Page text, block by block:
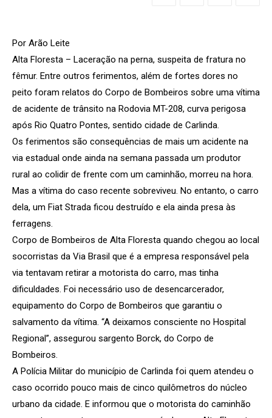
Por Arão Leite
Alta Floresta – Laceração na perna, suspeita de fratura no
fêmur. Entre outros ferimentos, além de fortes dores no
peito foram relatos do Corpo de Bombeiros sobre uma vítima
de acidente de trânsito na Rodovia MT-208, curva perigosa
após Rio Quatro Pontes, sentido cidade de Carlinda.
Os ferimentos são consequências de mais um acidente na
via estadual onde ainda na semana passada um produtor
rural ao colidir de frente com um caminhão, morreu na hora.
Mas a vítima do caso recente sobreviveu. No entanto, o carro
dela, um Fiat Strada ficou destruído e ela ainda presa às
ferragens.
Corpo de Bombeiros de Alta Floresta quando chegou ao local
socorristas da Via Brasil que é a empresa responsável pela
via tentavam retirar a motorista do carro, mas tinha
dificuldades. Foi necessário uso de desencarcerador,
equipamento do Corpo de Bombeiros que garantiu o
salvamento da vítima. “A deixamos consciente no Hospital
Regional”, assegurou sargento Borck, do Corpo de
Bombeiros.
A Polícia Militar do município de Carlinda foi quem atendeu o
caso ocorrido pouco mais de cinco quilômetros do núcleo
urbano da cidade. E informou que o motorista do caminhão